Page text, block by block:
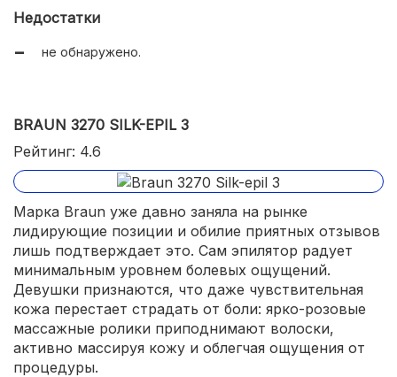
Недостатки
не обнаружено.
BRAUN 3270 SILK-EPIL 3
Рейтинг: 4.6
Марка Braun уже давно заняла на рынке
лидирующие позиции и обилие приятных отзывов
лишь подтверждает это. Сам эпилятор радует
минимальным уровнем болевых ощущений.
Девушки признаются, что даже чувствительная
кожа перестает страдать от боли: ярко-розовые
массажные ролики приподнимают волоски,
активно массируя кожу и облегчая ощущения от
процедуры.